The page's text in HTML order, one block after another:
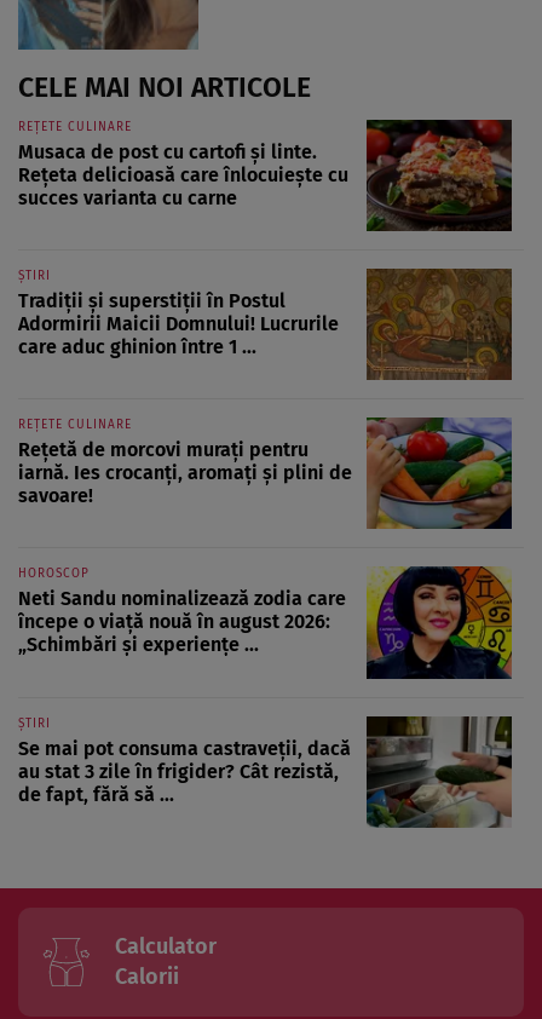
CELE MAI NOI ARTICOLE
REȚETE CULINARE
Musaca de post cu cartofi și linte.
Rețeta delicioasă care înlocuiește cu
succes varianta cu carne
ȘTIRI
Tradiții și superstiții în Postul
Adormirii Maicii Domnului! Lucrurile
care aduc ghinion între 1 ...
REȚETE CULINARE
Rețetă de morcovi murați pentru
iarnă. Ies crocanți, aromați și plini de
savoare!
HOROSCOP
Neti Sandu nominalizează zodia care
începe o viață nouă în august 2026:
„Schimbări și experiențe ...
ȘTIRI
Se mai pot consuma castraveții, dacă
au stat 3 zile în frigider? Cât rezistă,
de fapt, fără să ...
Calculator
Calorii